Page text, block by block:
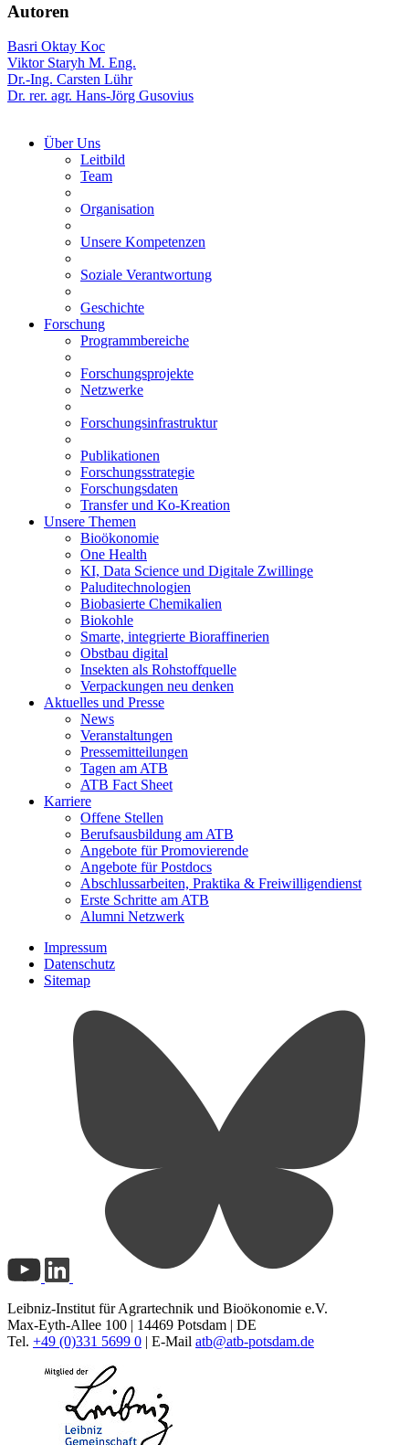
Autoren
Basri Oktay Koc
Viktor Staryh M. Eng.
Dr.-Ing. Carsten Lühr
Dr. rer. agr. Hans-Jörg Gusovius
Über Uns
Leitbild
Team
Organisation
Unsere Kompetenzen
Soziale Verantwortung
Geschichte
Forschung
Programmbereiche
Forschungsprojekte
Netzwerke
Forschungsinfrastruktur
Publikationen
Forschungsstrategie
Forschungsdaten
Transfer und Ko-Kreation
Unsere Themen
Bioökonomie
One Health
KI, Data Science und Digitale Zwillinge
Paluditechnologien
Biobasierte Chemikalien
Biokohle
Smarte, integrierte Bioraffinerien
Obstbau digital
Insekten als Rohstoffquelle
Verpackungen neu denken
Aktuelles und Presse
News
Veranstaltungen
Pressemitteilungen
Tagen am ATB
ATB Fact Sheet
Karriere
Offene Stellen
Berufsausbildung am ATB
Angebote für Promovierende
Angebote für Postdocs
Abschlussarbeiten, Praktika & Freiwilligendienst
Erste Schritte am ATB
Alumni Netzwerk
Impressum
Datenschutz
Sitemap
Leibniz-Institut für Agrartechnik und Bioökonomie e.V.
Max-Eyth-Allee 100 | 14469 Potsdam | DE
Tel. +49 (0)331 5699 0 | E-Mail atb@atb-potsdam.de